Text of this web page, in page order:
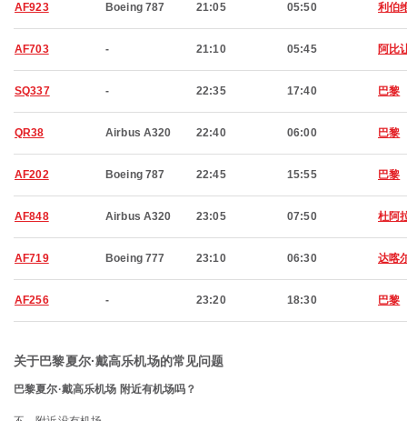
AF923 Boeing 787 21:05 05:50 利伯
AF703 - 21:10 05:45 阿比
SQ337 - 22:35 17:40 巴黎
QR38 Airbus A320 22:40 06:00 巴黎
AF202 Boeing 787 22:45 15:55 巴黎
AF848 Airbus A320 23:05 07:50 杜阿
AF719 Boeing 777 23:10 06:30 达喀
AF256 - 23:20 18:30 巴黎
关于巴黎夏尔·戴高乐机场的常见问题
巴黎夏尔·戴高乐机场 附近有机场吗？